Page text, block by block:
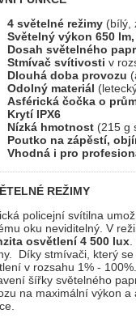
4 světelné režimy (bílý,
Světelný výkon 650
Dosah světelného
Stmívač svítivosti v
Dlouhá doba provozu
Odolný materiál
Asférická čočka o
Krytí IPX6
Nízká hmotnost (215 g
Poutko na zápěstí,
Vhodná i pro
REŽIMY
policejní svítilna
oku neviditelný. V
osvětlení 4 500 lux
Díky stmívači, který
v rozsahu 1% -
šířky světelného
na maximální výkon